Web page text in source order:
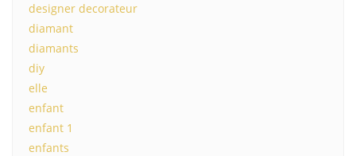
designer decorateur
diamant
diamants
diy
elle
enfant
enfant 1
enfants